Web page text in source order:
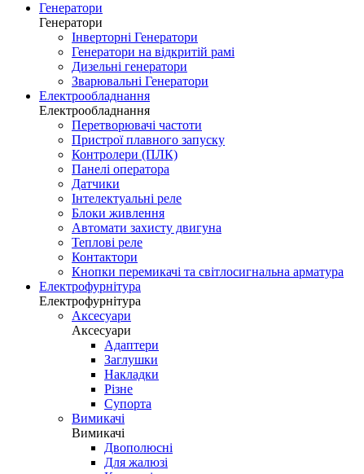
Генератори
Генератори
Інверторні Генератори
Генератори на відкритій рамі
Дизельні генератори
Зварювальні Генератори
Електрообладнання
Електрообладнання
Перетворювачі частоти
Пристрої плавного запуску
Контролери (ПЛК)
Панелі оператора
Датчики
Інтелектуальні реле
Блоки живлення
Автомати захисту двигуна
Теплові реле
Контактори
Кнопки перемикачі та світлосигнальна арматура
Електрофурнітура
Електрофурнітура
Аксесуари
Аксесуари
Адаптери
Заглушки
Накладки
Різне
Супорта
Вимикачі
Вимикачі
Двополюсні
Для жалюзі